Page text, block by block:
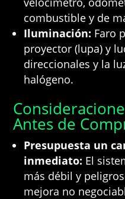
combustible y de
Iluminación: Faro
proyector (lupa) y
direccionales y la
halógeno.
Antes de
Presupuesta un
inmediato: El
más débil y
mejora no